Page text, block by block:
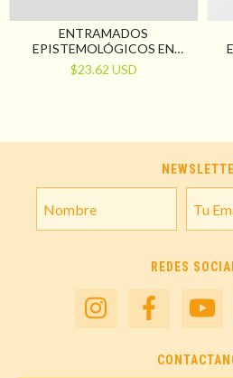
ENTRAMADOS
EPISTEMOLÓGICOS EN
TRABAJO SOCIAL.
CONTRIBUCIONES PARA UN
INTERCULTURAL
$23.62 USD
REDES